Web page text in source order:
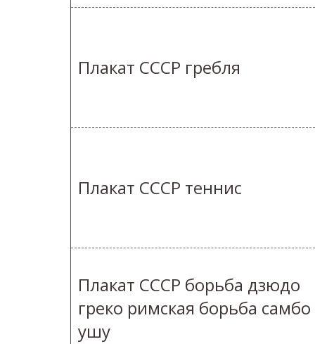
Плакат СССР гребля
Плакат СССР теннис
Плакат СССР борьба дзюдо
греко римская борьба самбо
ушу